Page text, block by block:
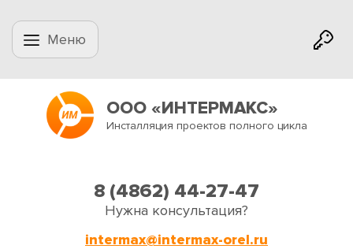
Меню
ООО «ИНТЕРМАКС»
Инсталляция проектов полного цикла
8 (4862) 44-27-47
Нужна консультация?
intermax@intermax-orel.ru